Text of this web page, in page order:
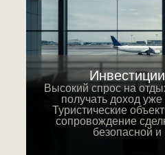
Высокий спрос на
получать доход
Туристические
сопровождение
безопасной